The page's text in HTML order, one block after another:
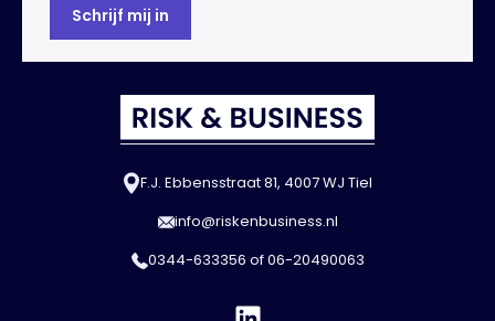
F.J. Ebbensstraat 81, 4007 WJ Tiel
info@riskenbusiness.nl
0344-633356 of06-20490063